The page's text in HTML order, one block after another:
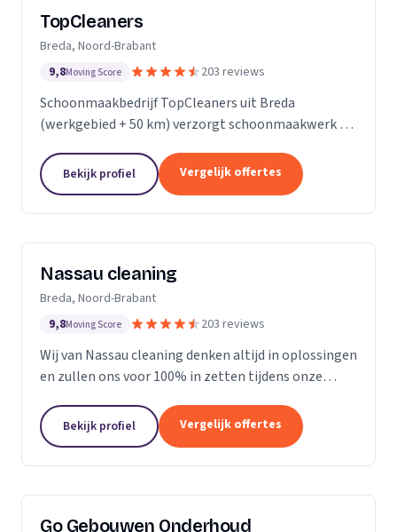
TopCleaners
Breda, Noord-Brabant
9,8Moving Score 203 reviews
Schoonmaakbedrijf TopCleaners uit Breda
(werkgebied + 50 km) verzorgt schoonmaakwerk bij
enthousiaste en vak geschoolde schoonmakers. Wij
leveren...
Bekijk profiel Vergelijk offertes
Nassau cleaning
Breda, Noord-Brabant
9,8Moving Score 203 reviews
Wij van Nassau cleaning denken altijd in oplossingen
en zullen ons voor 100% in zetten tijdens onze
Bekijk profiel Vergelijk offertes
Go Gebouwen Onderhoud